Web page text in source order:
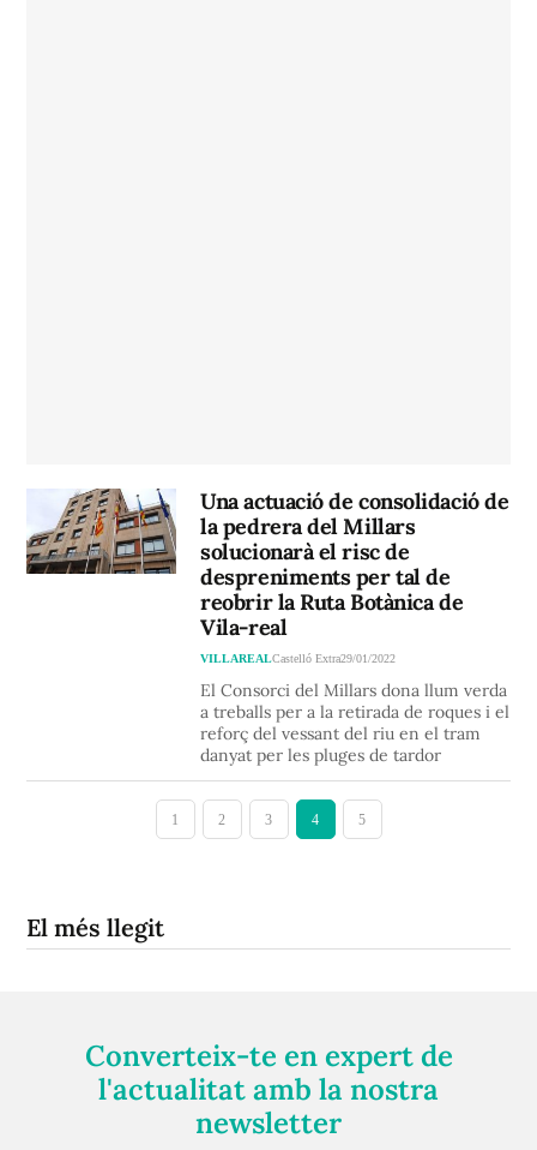
Una actuació de consolidació de
la pedrera del Millars
solucionarà el risc de
despreniments per tal de
reobrir la Ruta Botànica de
Vila-real
VILLAREALCastelló Extra29/01/2022
El Consorci del Millars dona llum verda
a treballs per a la retirada de roques i el
reforç del vessant del riu en el tram
danyat per les pluges de tardor
1 2 3 4 5
El més llegit
Converteix-te en expert de
l'actualitat amb la nostra
newsletter